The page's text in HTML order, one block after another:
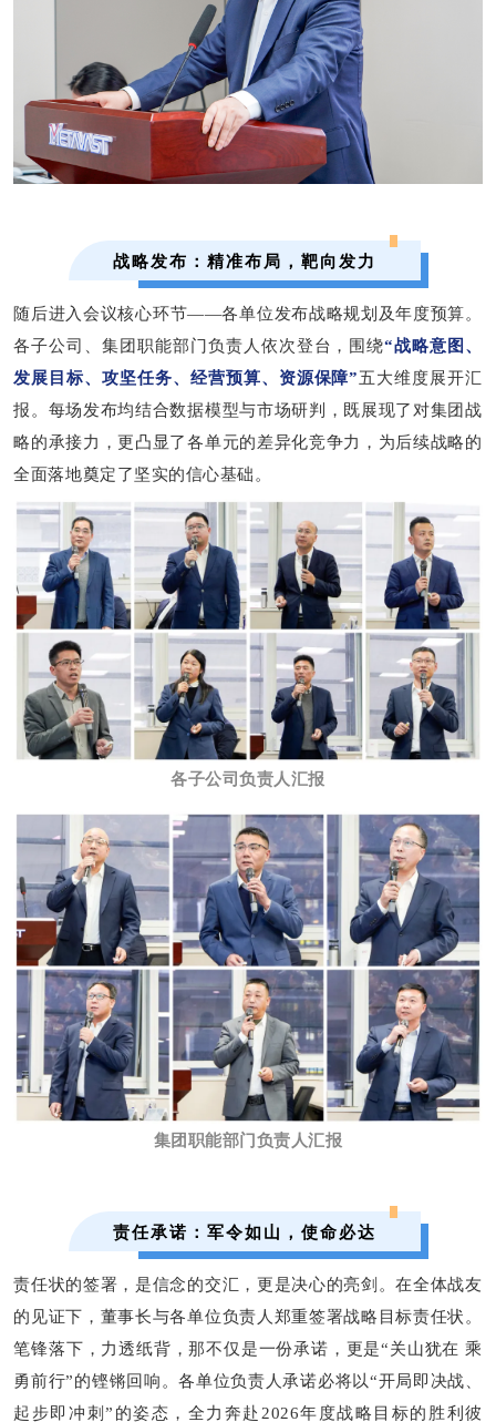
战略发布：精准布局，靶向发力
随后进入会议核心环节——各单位发布战略规划及年度预算。
各子公司 、集团职能部门 负责人依次登台，围绕“战略意图 、
发展 目标、攻坚任务、 经营预算、 资源保障”五大维度展开汇
报。每场发布均结合数据模型与市场研判，既展现了对集团战
略的承接力，更凸显了各单元的差异化竞争力，为后续战略的
全面落地奠定了坚实的信心基础。
各子公司负责人汇报
集团职能部门负责人汇报
责任承诺：军令如山，使命必达
责任状的签署，是信念的交汇，更是决心的亮剑。在全体战友
的见证下，董事长与各单位负责人郑重签署战略目标责任状。
笔锋落下，力透纸背，那不仅是一份承诺，更是“关山犹在乘
勇前行”的铿锵回响。各单位负责人承诺必将以“开局即决战、
起步即冲刺”的姿态，全力奔赴2026年度战略目标的胜利彼